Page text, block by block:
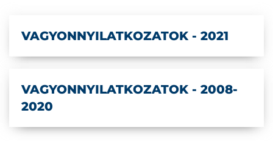
VAGYONNYILATKOZATOK - 2021
VAGYONNYILATKOZATOK - 2008-
2020